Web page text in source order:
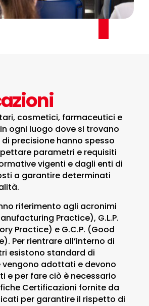
cosmetici, farmaceutici e
ogni luogo dove si trovano
precisione hanno spesso
parametri e requisiti
vigenti e dagli enti di
a garantire determinati
riferimento agli acronimi
Practice), G.L.P.
Practice) e G.C.P. (Good
Per rientrare all’interno di
esistono standard di
vengono adottati e devono
e per fare ciò è necessario
Certificazioni fornite da
per garantire il rispetto di